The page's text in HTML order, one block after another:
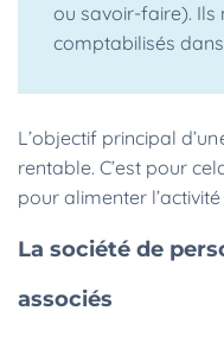
ou savoir-faire). Ils
comptabilisés
L’objectif principal
rentable. C’est pour
pour alimenter
La société de
associés